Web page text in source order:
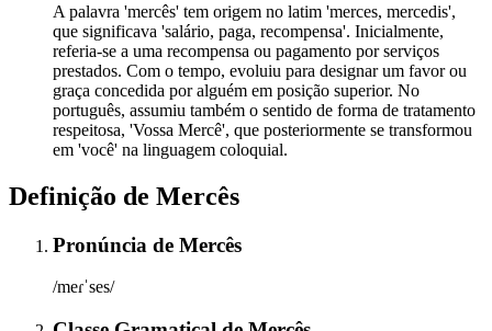
A palavra 'mercês' tem origem no latim 'merces, mercedis',
que significava 'salário, paga, recompensa'. Inicialmente,
referia-se a uma recompensa ou pagamento por serviços
prestados. Com o tempo, evoluiu para designar um favor ou
graça concedida por alguém em posição superior. No
português, assumiu também o sentido de forma de tratamento
respeitosa, 'Vossa Mercê', que posteriormente se transformou
em 'você' na linguagem coloquial.
Definição de Mercês
Pronúncia de Mercês
/meɾˈses/